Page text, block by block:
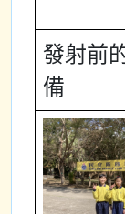
發射前
備